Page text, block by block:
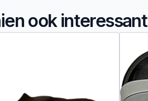
ook interessant